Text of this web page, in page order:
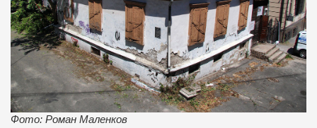
Фото: Роман Маленков